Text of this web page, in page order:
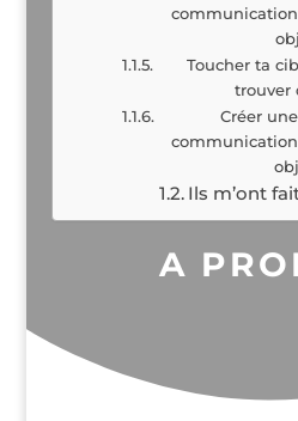
Toucher ta
trouver
Créer
Ils m’ont
A